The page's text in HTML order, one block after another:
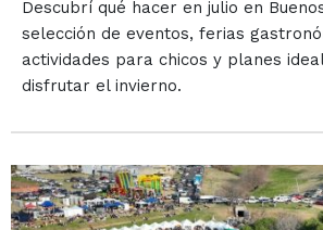
Descubrí qué hacer en julio en
selección de eventos, ferias
actividades para chicos y planes
disfrutar el invierno.